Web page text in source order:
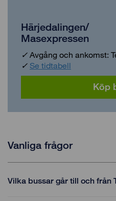
Härjedalingen/
Masexpressen
✓ Avgång och ankomst:
✓ Se tidtabell
Köp
Vanliga frågor
Vilka bussar går till och från